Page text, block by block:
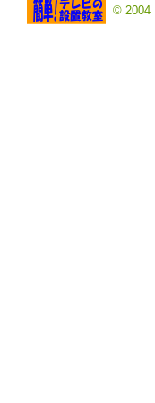
© 2004